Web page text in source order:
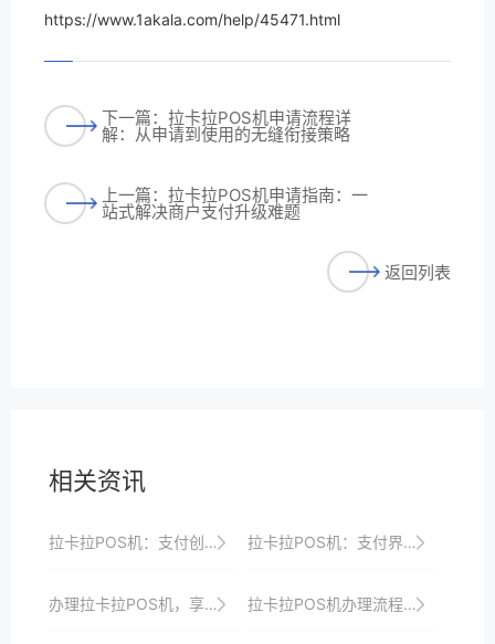
https://www.1akala.com/help/45471.html
下一篇：拉卡拉POS机申请流程详
解：从申请到使用的无缝衔接策略
上一篇：拉卡拉POS机申请指南：一
站式解决商户支付升级难题
返回列表
相关资讯
拉卡拉POS机：支付创新，助力商家实现业务增长 拉卡拉POS机：支付界的“智能领袖”
办理拉卡拉POS机，享受安全稳定的支付体验 拉卡拉POS机办理流程全解析：助力商家快速收银与转型升级